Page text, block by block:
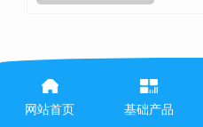
网站首页 基础产品